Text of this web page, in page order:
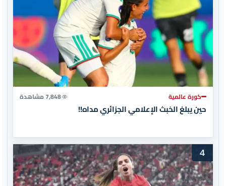
كورة عالمية 7,848 مشاهدة
حين يبلغ الخبث الإعلامي الجزائري مداه!!
4